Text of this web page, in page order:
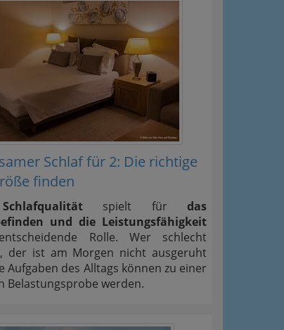
Schlaf für 2: Die richtige
finden
Schlafqualitätspielt für das
und die Leistungsfähigkeit
Rolle. Wer schlecht
der ist am Morgen nicht ausgeruht
Aufgaben des Alltags können zu einer
Belastungsprobe werden.